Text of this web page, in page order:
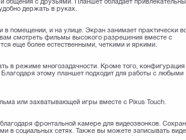
держать в руках.
помещении, и на улице. Экран занимает практически
смотреть фильмы высокого разрешения вместе с
еще более естественными, четкими и яркими.
в режиме многозадачности. Кроме того, конфигурация
этому планшет подходит для работы с любыми
или захватывающей игры вместе с Pixus Touch.
фронтальной камере для видеозвонков.
в социальных сетях. Также вы можете записывать